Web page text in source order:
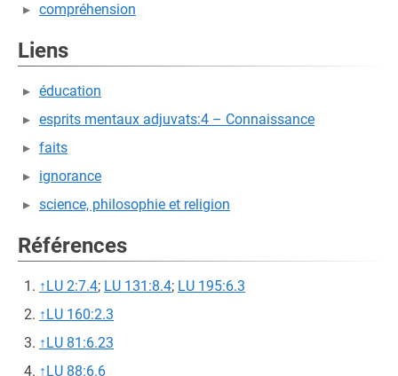
compréhension
Liens
éducation
esprits mentaux adjuvats:4 – Connaissance
faits
ignorance
science, philosophie et religion
Références
↑LU 2:7.4; LU 131:8.4; LU 195:6.3
↑LU 160:2.3
↑LU 81:6.23
↑LU 88:6.6